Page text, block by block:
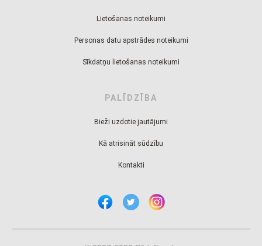
Lietošanas noteikumi
Personas datu apstrādes noteikumi
Sīkdatņu lietošanas noteikumi
PALĪDZĪBA
Bieži uzdotie jautājumi
Kā atrisināt sūdzību
Kontakti